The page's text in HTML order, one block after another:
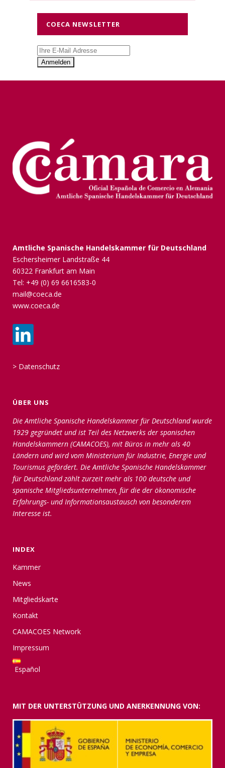
COECA NEWSLETTER
Amtliche Spanische Handelskammer für Deutschland
Eschersheimer Landstraße 44
60322 Frankfurt am Main
Tel: +49 (0) 69 6616583-0
mail@coeca.de
www.coeca.de
> Datenschutz
ÜBER UNS
Die Amtliche Spanische Handelskammer für Deutschland wurde
1929 gegründet und ist Teil des Netzwerks der spanischen
Handelskammern (CAMACOES), mit Büros in mehr als 40
Ländern und wird vom Ministerium für Industrie, Energie und
Tourismus gefördert. Die Amtliche Spanische Handelskammer
für Deutschland zählt zurzeit mehr als 100 deutsche und
spanische Mitgliedsunternehmen, für die der ökonomische
Erfahrungs- und Informationsaustausch von besonderem
Interesse ist.
INDEX
Kammer
News
Mitgliedskarte
Kontakt
CAMACOES Network
Impressum
Español
MIT DER UNTERSTÜTZUNG UND ANERKENNUNG VON: